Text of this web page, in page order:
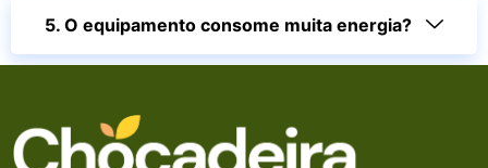
5. O equipamento consome muita energia?